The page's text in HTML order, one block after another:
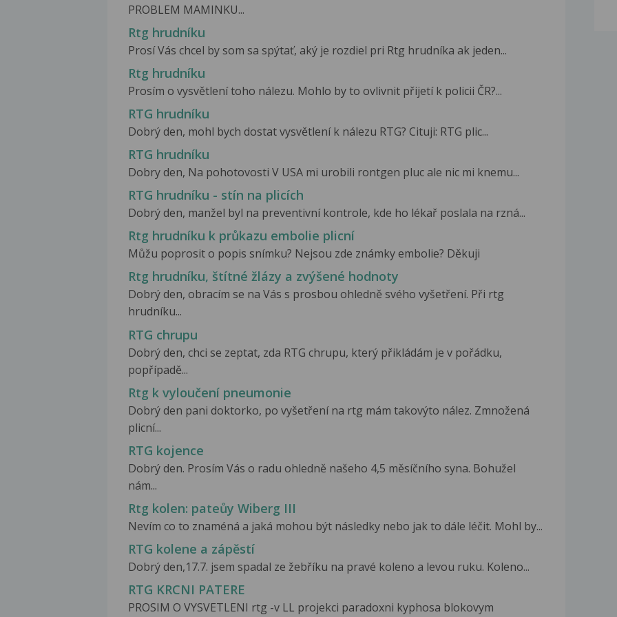
PROBLEM MAMINKU...
Rtg hrudníku
Prosí Vás chcel by som sa spýtať, aký je rozdiel pri Rtg hrudníka ak jeden...
Rtg hrudníku
Prosím o vysvětlení toho nálezu. Mohlo by to ovlivnit přijetí k policii ČR?...
RTG hrudníku
Dobrý den, mohl bych dostat vysvětlení k nálezu RTG? Cituji: RTG plic...
RTG hrudníku
Dobry den, Na pohotovosti V USA mi urobili rontgen pluc ale nic mi knemu...
RTG hrudníku - stín na plicích
Dobrý den, manžel byl na preventivní kontrole, kde ho lékař poslala na rzná...
Rtg hrudníku k průkazu embolie plicní
Můžu poprosit o popis snímku? Nejsou zde známky embolie? Děkuji
Rtg hrudníku, štítné žlázy a zvýšené hodnoty
Dobrý den, obracím se na Vás s prosbou ohledně svého vyšetření. Při rtg
hrudníku...
RTG chrupu
Dobrý den, chci se zeptat, zda RTG chrupu, který přikládám je v pořádku,
popřípadě...
Rtg k vyloučení pneumonie
Dobrý den pani doktorko, po vyšetření na rtg mám takovýto nález. Zmnožená
plicní...
RTG kojence
Dobrý den. Prosím Vás o radu ohledně našeho 4,5 měsíčního syna. Bohužel
nám...
Rtg kolen: pateůy Wiberg III
Nevím co to znaméná a jaká mohou být následky nebo jak to dále léčit. Mohl by...
RTG kolene a zápěstí
Dobrý den,17.7. jsem spadal ze žebříku na pravé koleno a levou ruku. Koleno...
RTG KRCNI PATERE
PROSIM O VYSVETLENI rtg -v LL projekci paradoxni kyphosa blokovym